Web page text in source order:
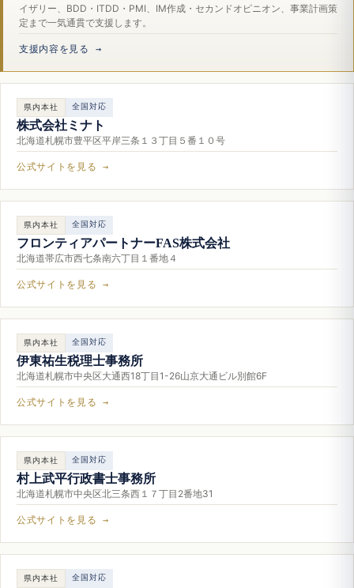
イザリー、BDD・ITDD・PMI、IM作成・セカンドオピニオン、事業計画策
定まで一気通貫で支援します。
支援内容を見る →
県内本社 全国対応
株式会社ミナト
北海道札幌市豊平区平岸三条１３丁目５番１０号
公式サイトを見る →
県内本社 全国対応
フロンティアパートナーFAS株式会社
北海道帯広市西七条南六丁目１番地４
公式サイトを見る →
県内本社 全国対応
伊東祐生税理士事務所
北海道札幌市中央区大通西18丁目1-26山京大通ビル別館6F
公式サイトを見る →
県内本社 全国対応
村上武平行政書士事務所
北海道札幌市中央区北三条西１７丁目2番地31
公式サイトを見る →
県内本社 全国対応